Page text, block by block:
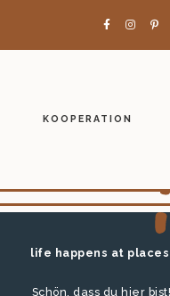
KOOPERATION
life happens at
Schön, dass du hier bist!